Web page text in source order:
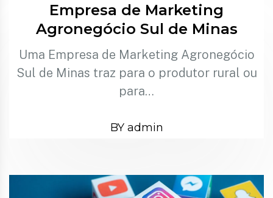
Empresa de Marketing
Agronegócio Sul de Minas
Uma Empresa de Marketing Agronegócio
Sul de Minas traz para o produtor rural ou
para…
BY admin